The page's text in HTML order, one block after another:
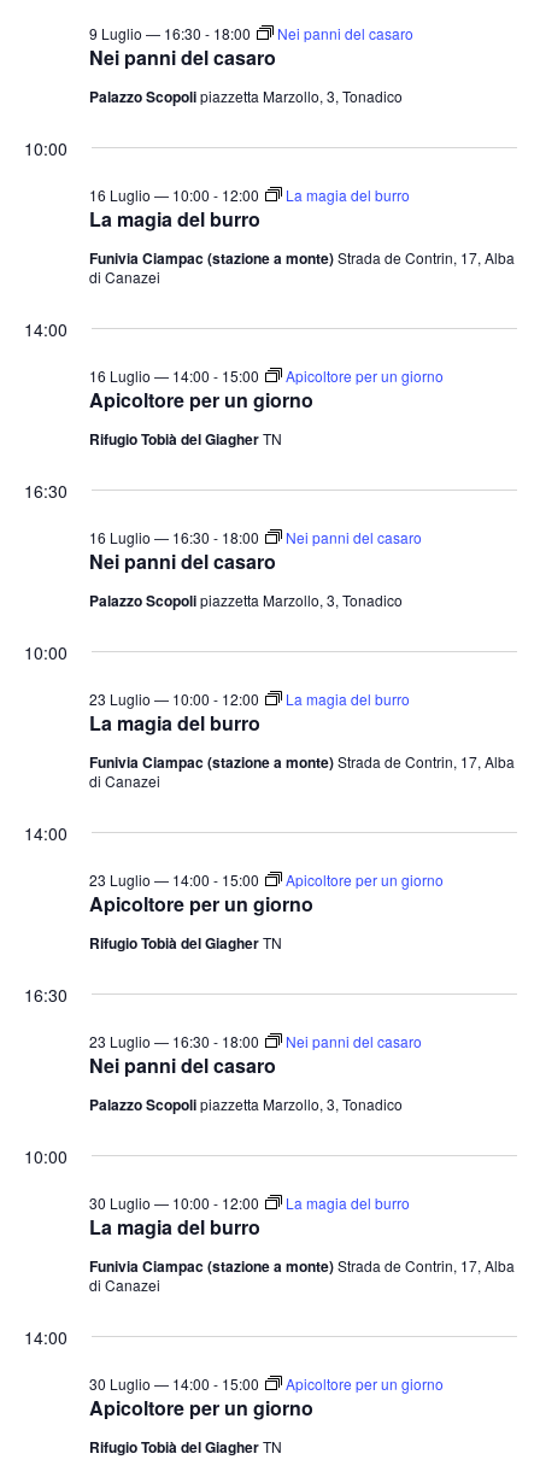
Nei panni del casaro
9 Luglio — 16:30 - 18:00 Nei panni del casaro
Palazzo Scopolipiazzetta Marzollo, 3, Tonadico
10:00
La magia del burro
16 Luglio — 10:00 - 12:00 La magia del burro
Funivia Ciampac (stazione a monte)Strada de Contrin, 17, Alba
di Canazei
14:00
Apicoltore per un giorno
16 Luglio — 14:00 - 15:00 Apicoltore per un giorno
Rifugio Tobià del GiagherTN
16:30
Nei panni del casaro
16 Luglio — 16:30 - 18:00 Nei panni del casaro
Palazzo Scopolipiazzetta Marzollo, 3, Tonadico
10:00
La magia del burro
23 Luglio — 10:00 - 12:00 La magia del burro
Funivia Ciampac (stazione a monte)Strada de Contrin, 17, Alba
di Canazei
14:00
Apicoltore per un giorno
23 Luglio — 14:00 - 15:00 Apicoltore per un giorno
Rifugio Tobià del GiagherTN
16:30
Nei panni del casaro
23 Luglio — 16:30 - 18:00 Nei panni del casaro
Palazzo Scopolipiazzetta Marzollo, 3, Tonadico
10:00
La magia del burro
30 Luglio — 10:00 - 12:00 La magia del burro
Funivia Ciampac (stazione a monte)Strada de Contrin, 17, Alba
di Canazei
14:00
Apicoltore per un giorno
30 Luglio — 14:00 - 15:00 Apicoltore per un giorno
Rifugio Tobià del GiagherTN